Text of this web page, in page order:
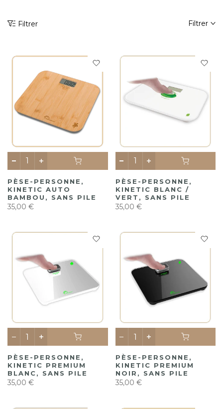
Filtrer Filtrer
PÈSE-PERSONNE,
KINETIC AUTO
BAMBOU, SANS PILE
35,00 €
PÈSE-PERSONNE,
KINETIC BLANC /
VERT, SANS PILE
35,00 €
PÈSE-PERSONNE,
KINETIC PREMIUM
BLANC, SANS PILE
35,00 €
PÈSE-PERSONNE,
KINETIC PREMIUM
NOIR, SANS PILE
35,00 €